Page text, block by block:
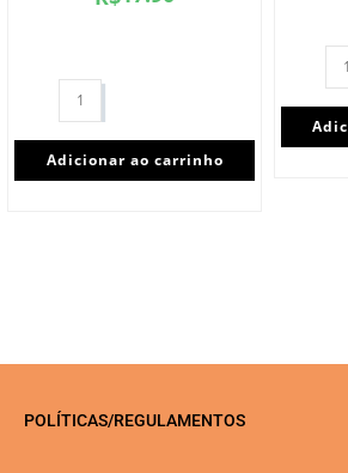
Adicionar ao carrinho
POLÍTICAS/REGULAMENTOS